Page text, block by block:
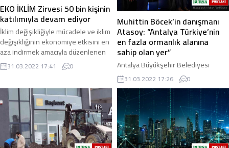
EKO İKLİM Zirvesi 50 bin kişinin
katılımıyla devam ediyor
İklim değişikliğiyle mücadele ve iklim
değişikliğinin ekonomiye etkisini en
aza indirmek amacıyla düzenlenen
"EKO İKLİM Ekonomi ve İklim ...
31.03.2022 17:41 0
Muhittin Böcek’in danışmanı
Atasoy: “Antalya Türkiye’nin
en fazla ormanlık alanına
sahip olan yer”
Antalya Büyükşehir Belediyesi
Başkan Danışmanı Lokman Atasoy,
“Antalya Türkiye’nin en fazla
ormanlık alanına sahip olan yer.
Bahsettiğimiz yüz ...
31.03.2022 17:26 0